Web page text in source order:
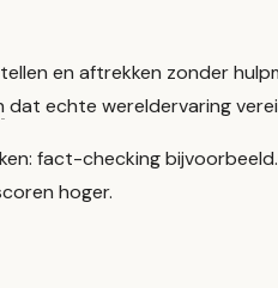
en aftrekken zonder
dat echte wereldervaring
fact-checking
hoger.